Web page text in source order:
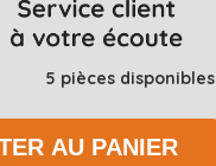
5 pièces disponibles